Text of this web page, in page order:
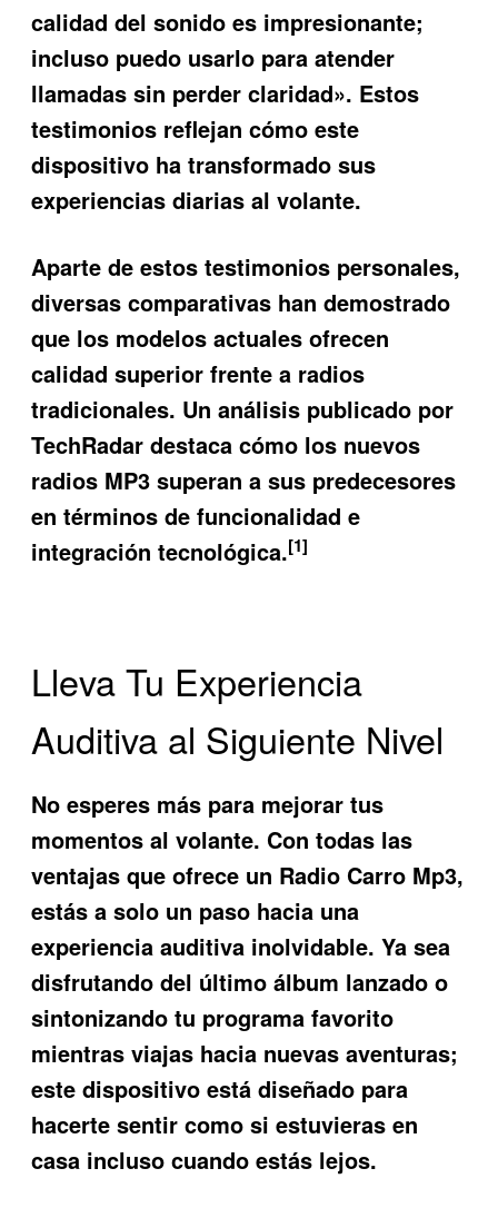
calidad del sonido es impresionante;
incluso puedo usarlo para atender
llamadas sin perder claridad». Estos
testimonios reflejan cómo este
dispositivo ha transformado sus
experiencias diarias al volante.
Aparte de estos testimonios personales,
diversas comparativas han demostrado
que los modelos actuales ofrecen
calidad superior frente a radios
tradicionales. Un análisis publicado por
TechRadar destaca cómo los nuevos
radios MP3 superan a sus predecesores
en términos de funcionalidad e
integración tecnológica.[1]
Lleva Tu Experiencia
Auditiva al Siguiente Nivel
No esperes más para mejorar tus
momentos al volante. Con todas las
ventajas que ofrece un Radio Carro Mp3,
estás a solo un paso hacia una
experiencia auditiva inolvidable. Ya sea
disfrutando del último álbum lanzado o
sintonizando tu programa favorito
mientras viajas hacia nuevas aventuras;
este dispositivo está diseñado para
hacerte sentir como si estuvieras en
casa incluso cuando estás lejos.